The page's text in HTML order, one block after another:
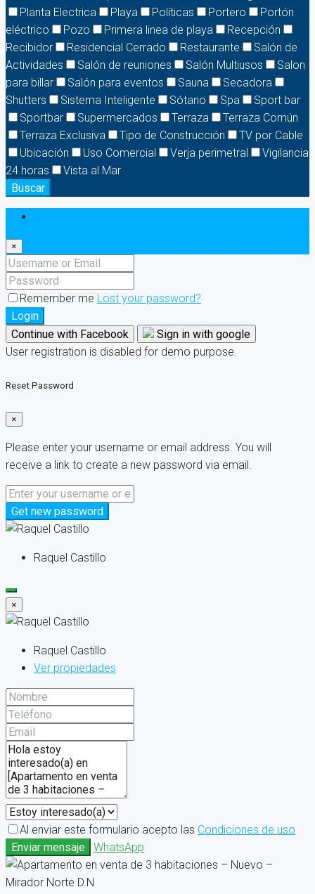
Planta Electrica
Playa Políticas Portero
Portón
eléctrico
Pozo Primera linea de playa
Recepción
Recibidor
Residencial Cerrado Restaurante
Salón de
Actividades
Salón de reuniones Salón Multiusos
Salon
para billar
Salón para eventos Sauna
Secadora
Shutters
Sistema Inteligente Sótano Spa
Sport bar
Sportbar
Supermercados Terraza
Terraza Común
Terraza Exclusiva
Tipo de Construcción
TV por Cable
Ubicación
Uso Comercial Verja perimetral
Vigilancia
24 horas
Vista al Mar
Buscar
×
Remember me Lost your password?
Login
Continue with Facebook
Sign in with google
User registration is disabled for demo purpose.
Reset Password
×
Please enter your username or email address. You will
receive a link to create a new password via email.
Get new password
Raquel Castillo
×
Raquel Castillo
Ver propiedades
Al enviar este formulario acepto las Condiciones de uso
Enviar mensaje
WhatsApp